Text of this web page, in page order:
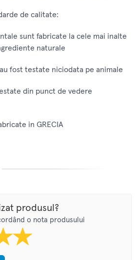
de calitate:
sunt fabricate la cele mai inalte
naturale
fost testate niciodata pe animale
din punct de vedere
in GRECIA
produsul?
o nota produsului